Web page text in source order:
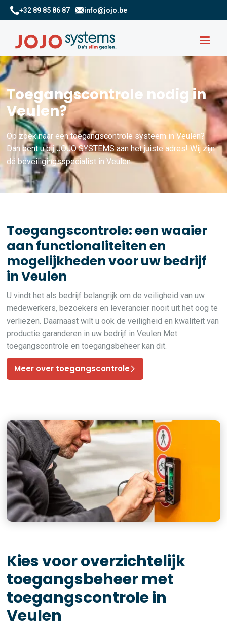
+32 89 85 86 87 info@jojo.be
Toegangscontrole nodig in
Veulen?
Op zoek naar een toegangscontrole systeem in Veulen?
Dan bent u bij JOJO SYSTEMS aan het juiste adres! Wij zijn
dé beveiligingsspecialist in Veulen.
Toegangscontrole: een waaier
aan functionaliteiten en
mogelijkheden voor uw bedrijf
in Veulen
U vindt het als bedrijf belangrijk om de veiligheid van uw
medewerkers, bezoekers en leverancier nooit uit het oog te
verliezen. Daarnaast wilt u ook de veiligheid en kwaliteit van
productie garanderen in uw bedrijf in Veulen Met
toegangscontrole en toegangsbeheer kan dit.
Meer over toegangscontrole
Kies voor overzichtelijk
toegangsbeheer met
toegangscontrole in
Veulen